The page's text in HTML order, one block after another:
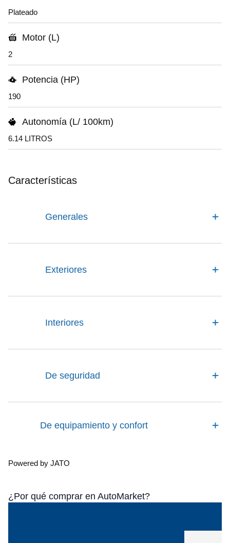
Plateado
Motor (L)
2
Potencia (HP)
190
Autonomía (L/ 100km)
6.14 LITROS
Características
Generales
Exteriores
Interiores
De seguridad
De equipamiento y confort
Powered by JATO
¿Por qué comprar en AutoMarket?